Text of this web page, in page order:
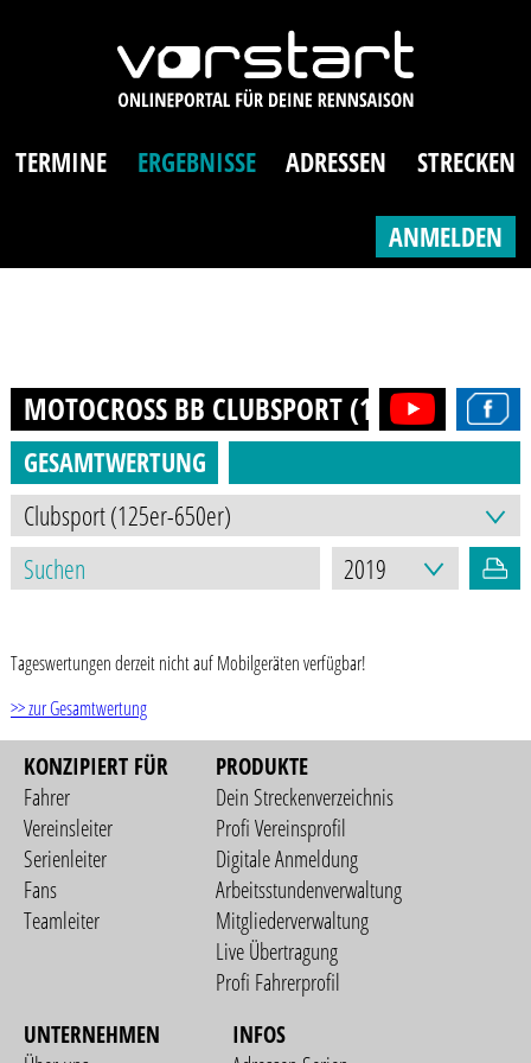
TERMINE ERGEBNISSE ADRESSEN STRECKEN
ANMELDEN
MOTOCROSS BB CLUBSPORT (125ER-650ER)
GESAMTWERTUNG
Tageswertungen derzeit nicht auf Mobilgeräten verfügbar!
>> zur Gesamtwertung
KONZIPIERT FÜR
Fahrer
Vereinsleiter
Serienleiter
Fans
Teamleiter
PRODUKTE
Dein Streckenverzeichnis
Profi Vereinsprofil
Digitale Anmeldung
Arbeitsstundenverwaltung
Mitgliederverwaltung
Live Übertragung
Profi Fahrerprofil
UNTERNEHMEN
INFOS